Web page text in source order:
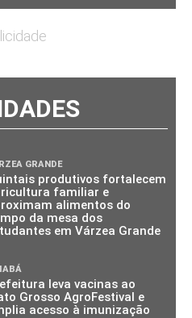
GRANDE
produtivos fortalecem
familiar e
alimentos do
da mesa dos
em Várzea Grande
leva vacinas ao
Grosso AgroFestival e
acesso à imunização